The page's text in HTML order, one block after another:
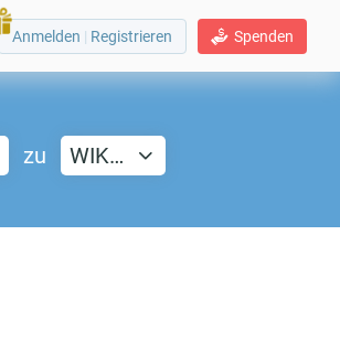
Spenden
Anmelden | Registrieren
zu WIK…